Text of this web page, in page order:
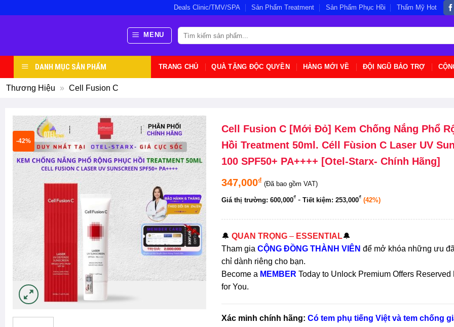
Deals Clinic/TMV/SPA Sản Phẩm Treatment Sản Phẩm Phục Hồi Thẩm Mỹ Hot
MENU
Tìm
kiếm:
DANH MỤC SẢN PHẨM TRANG CHỦ QUÀ TẶNG ĐỘC QUYỀN HÀNG MỚI VỀ ĐỘI NGŨ BẢO TRỢ
Thương Hiệu » Cell Fusion C
-42%
Cell Fusion C [Mới Đỏ] Kem Chống Nắng Phổ
Hồi Treatment 50ml. Céll Fùsion C Laser UV
100 SPF50+ PA++++ [Otel-Starx- Chính Hãng]
347,000₫ (Đã bao gồm VAT)
Giá thị trường: 600,000₫- Tiết kiệm: 253,000₫ (42%)
🔔 QUAN TRỌNG– ESSENTIAL🔔
Tham gia CỘNG ĐỒNG THÀNH VIÊN để mở khóa những ưu
chỉ dành riêng cho bạn.
Become a MEMBER Today to Unlock Premium Offers
for You.
Xác minh chính hãng: Có tem phụ tiếng Việt và tem chống